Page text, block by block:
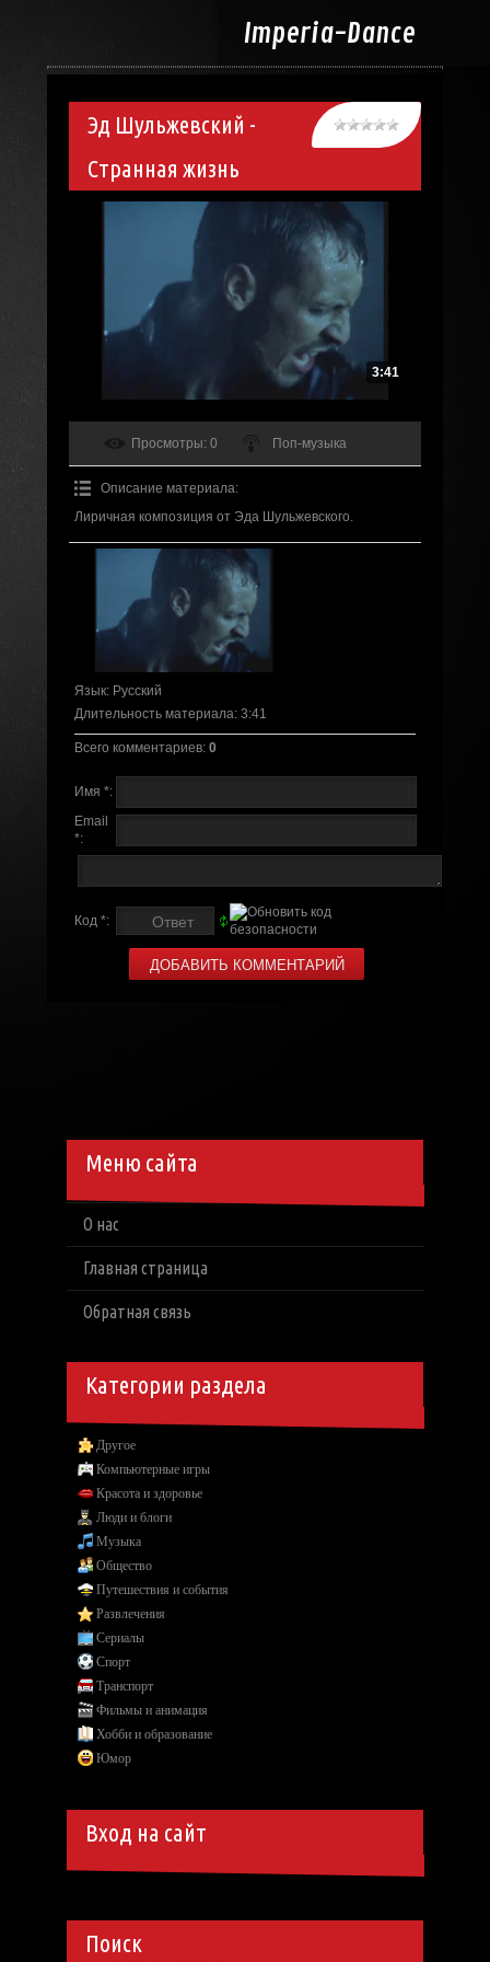
Imperia-Dance
Эд Шульжевский -
Странная жизнь
3:41
Просмотры: 0 Поп-музыка
Описание материала:
Лиричная композиция от Эда Шульжевского.
Язык: Русский
Длительность материала: 3:41
Всего комментариев: 0
Имя *:
Email
*:
Код *:
Меню сайта
О нас
Главная страница
Обратная связь
Категории раздела
Другое
Компьютерные игры
Красота и здоровье
Люди и блоги
Музыка
Общество
Путешествия и события
Развлечения
Сериалы
Спорт
Транспорт
Фильмы и анимация
Хобби и образование
Юмор
Вход на сайт
Поиск